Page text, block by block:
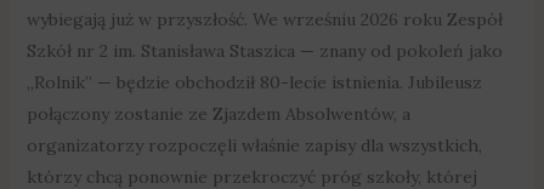
wybiegają już w przyszłość. We wrześniu 2026 roku Zespół
Szkół nr 2 im. Stanisława Staszica — znany od pokoleń jako
„Rolnik” — będzie obchodził 80-lecie istnienia. Jubileusz
połączony zostanie ze Zjazdem Absolwentów, a
organizatorzy rozpoczęli właśnie zapisy dla wszystkich,
którzy chcą ponownie przekroczyć próg szkoły, której